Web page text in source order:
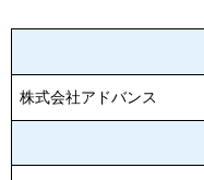
株式会社アドバンス